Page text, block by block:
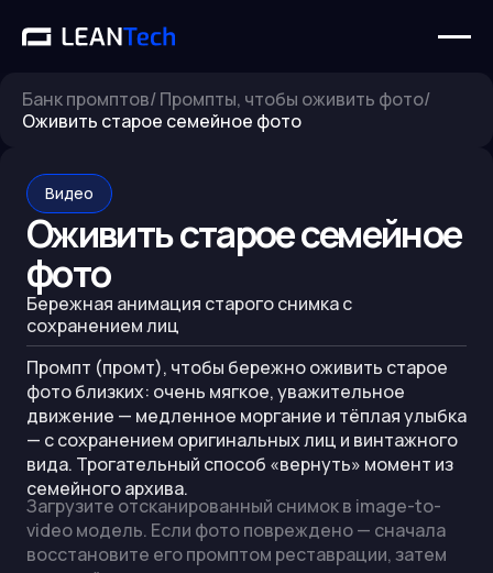
Банк промптов/Промпты, чтобы оживить фото/
Оживить старое семейное фото
Видео
Оживить старое семейное
фото
Бережная анимация старого снимка с
сохранением лиц
Промпт (промт), чтобы бережно оживить старое
фото близких: очень мягкое, уважительное
движение — медленное моргание и тёплая улыбка
— с сохранением оригинальных лиц и винтажного
вида. Трогательный способ «вернуть» момент из
семейного архива.
Загрузите отсканированный снимок в image-to-
video модель. Если фото повреждено — сначала
восстановите его промптом реставрации, затем